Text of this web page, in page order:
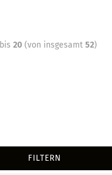
bis 20(von insgesamt 52)
FILTERN